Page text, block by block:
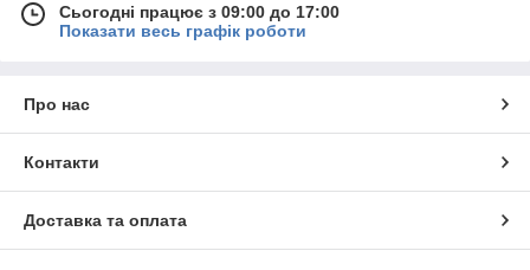
Сьогодні працює з 09:00 до 17:00
Показати весь графік роботи
Про нас
Контакти
Доставка та оплата